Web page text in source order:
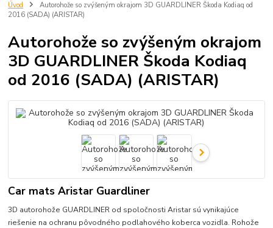
Úvod
Autorohože so zvýšeným okrajom 3D GUARDLINER Škoda Kodiaq od
2016 (SADA) (ARISTAR)
Autorohože so zvýšeným okrajom
3D GUARDLINER Škoda Kodiaq
od 2016 (SADA) (ARISTAR)
Car mats Aristar Guardliner
3D autorohože GUARDLINER od spoločnosti Aristar sú vynikajúce
riešenie na ochranu pôvodného podlahového koberca vozidla. Rohože